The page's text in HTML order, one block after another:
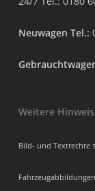
Neuwagen Tel.:
Weitere
Bild- und Textrechte